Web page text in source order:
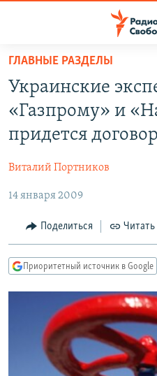
упрощенного
доступа
Вернуться
основному
Вернутся
навигации
Вернутся
поиску
ПОДКАСТЫ
АВТОРСКИЕ ПРОЕКТЫ
МНЕНИЯ
КУЛЬТУРА
IDEL.РЕАЛИИ
СЕВЕР.РЕАЛИИ
СИБИРЬ.РЕАЛИИ
РАСПИСАНИЕ ВЕЩАНИЯ
ПОДПИШИТЕСЬ НА
ГЛАВНЫЕ РАЗДЕЛЫ
Украинские
«Газпрому» и
придется
Виталий Портников
14 января 2009
Поделиться Читать
Приоритетный источник в Google